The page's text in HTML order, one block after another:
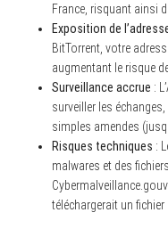
France, risquant ainsi
Exposition de
BitTorrent, votre
augmentant le risque
Surveillance accrue :
surveiller les
simples amendes
Risques techniques :
malwares et des
téléchargerait un
e
a
c
h
f
o
r
: